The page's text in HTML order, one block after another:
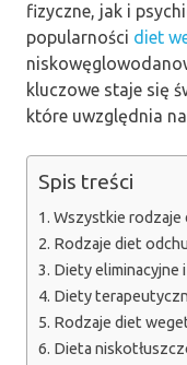
fizyczne, jak i
popularności diet
kluczowe staje się
które uwzględnia
Spis treści
Wszystkie rodzaje
Rodzaje diet
Diety eliminacyjne
Diety
Rodzaje diet
Dieta